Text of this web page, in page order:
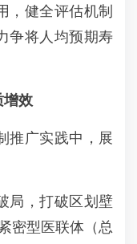
，健全评估机制
争将人均预期寿
增效
推广实践中，展
局，打破区划壁
密型医联体（总